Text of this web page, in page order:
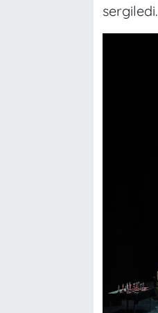
sergiledi.